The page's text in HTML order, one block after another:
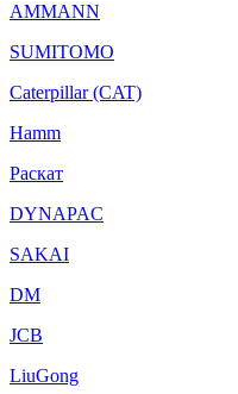
AMMANN
SUMITOMO
Caterpillar (CAT)
Hamm
Раскат
DYNAPAC
SAKAI
DM
JCB
LiuGong